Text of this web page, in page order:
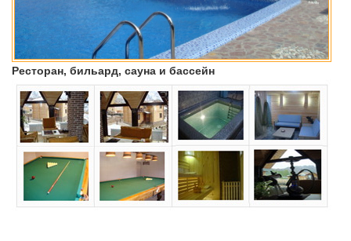
Ресторан, бильард, сауна и бассейн